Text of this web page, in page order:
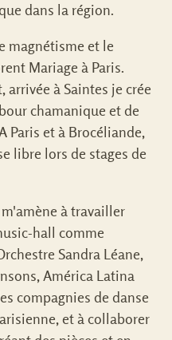
dans la région.
magnétisme et le
Mariage à Paris.
arrivée à Saintes je crée
chamanique et de
Paris et à Brocéliande,
libre lors de stages de
à travailler
hall comme
Sandra Léane,
América Latina
compagnies de danse
et à collaborer